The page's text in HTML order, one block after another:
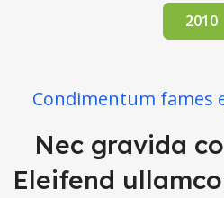
2010
Condimentum fames
Nec gravida
Eleifend